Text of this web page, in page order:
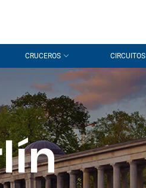
CRUCEROS CIRCUITOS